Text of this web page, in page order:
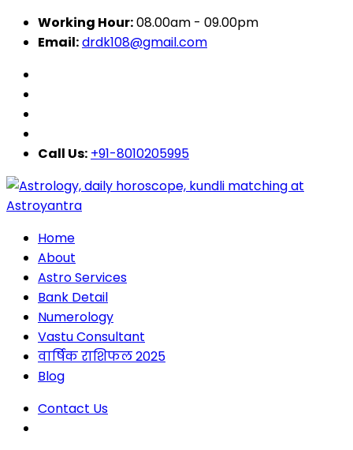
Working Hour:08.00am - 09.00pm
Email:drdk108@gmail.com
Call Us: +91-8010205995
Home
About
Astro Services
Bank Detail
Numerology
Vastu Consultant
वार्षिक राशिफल 2025
Blog
Contact Us